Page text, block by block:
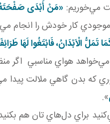
مي‌خوريم: «مَنْ أَبْدَى
کار خودش را انجام
الْاَبْدَانُ، فَابْتَغُوا لَهَا
هواي مناسبي اگر
که بدن گاهي ملالت پيدا
».
براي دل‌هاي تان هم